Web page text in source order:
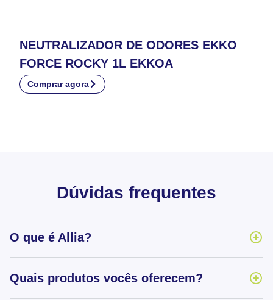
NEUTRALIZADOR DE ODORES EKKO
FORCE ROCKY 1L EKKOA
Comprar agora
Dúvidas frequentes
O que é Allia?
Quais produtos vocês oferecem?